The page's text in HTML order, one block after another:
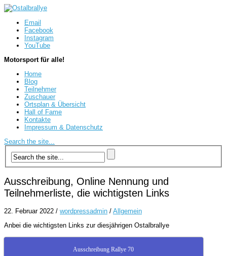
Email
Facebook
Instagram
YouTube
Motorsport für alle!
Home
Blog
Teilnehmer
Zuschauer
Ortsplan & Übersicht
Hall of Fame
Kontakte
Impressum & Datenschutz
Search the site...
Ausschreibung, Online Nennung und
Teilnehmerliste, die wichtigsten Links
22. Februar 2022 / wordpressadmin / Allgemein
Anbei die wichtigsten Links zur diesjährigen Ostalbrallye
Ausschreibung Rallye 70